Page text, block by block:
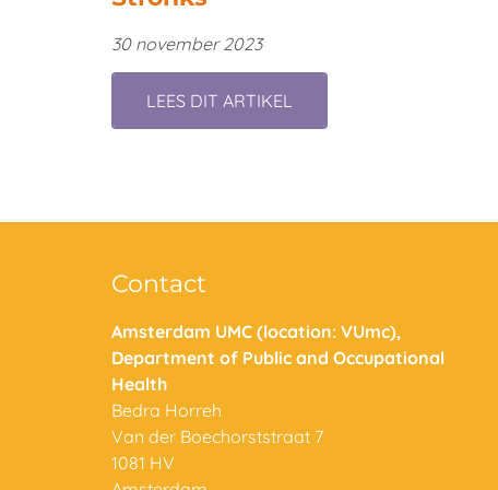
30 november 2023
LEES DIT ARTIKEL
Contact
Amsterdam UMC (location: VUmc),
Department of Public and Occupational
Health
Bedra Horreh
Van der Boechorststraat 7
1081 HV